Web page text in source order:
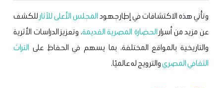
وتأتي هذه الاكتشافات في إطار جهودالمجلس الأعلى للآثارللكشف
عن مزيد من أسرارالحضارة المصرية القديمة، وتعزيز الدراسات الأثرية
والتاريخية بالمواقع المختلفة، بما يسهم في الحفاظ على التراث
الثقافي المصريوالترويج له عالميًا.